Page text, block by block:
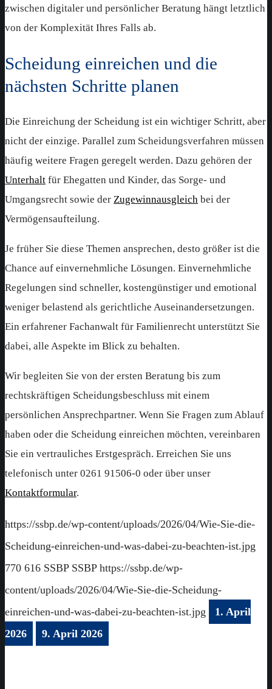
zwischen digitaler und persönlicher Beratung hängt letztlich
von der Komplexität Ihres Falls ab.
Scheidung einreichen und die
nächsten Schritte planen
Die Einreichung der Scheidung ist ein wichtiger Schritt, aber
nicht der einzige. Parallel zum Scheidungsverfahren müssen
häufig weitere Fragen geregelt werden. Dazu gehören der
Unterhalt für Ehegatten und Kinder, das Sorge- und
Umgangsrecht sowie der Zugewinnausgleich bei der
Vermögensaufteilung.
Je früher Sie diese Themen ansprechen, desto größer ist die
Chance auf einvernehmliche Lösungen. Einvernehmliche
Regelungen sind schneller, kostengünstiger und emotional
weniger belastend als gerichtliche Auseinandersetzungen.
Ein erfahrener Fachanwalt für Familienrecht unterstützt Sie
dabei, alle Aspekte im Blick zu behalten.
Wir begleiten Sie von der ersten Beratung bis zum
rechtskräftigen Scheidungsbeschluss mit einem
persönlichen Ansprechpartner. Wenn Sie Fragen zum Ablauf
haben oder die Scheidung einreichen möchten, vereinbaren
Sie ein vertrauliches Erstgespräch. Erreichen Sie uns
telefonisch unter 0261 91506-0 oder über unser
Kontaktformular.
https://ssbp.de/wp-content/uploads/2026/04/Wie-Sie-die-
Scheidung-einreichen-und-was-dabei-zu-beachten-ist.jpg
770 616 SSBP SSBP https://ssbp.de/wp-
content/uploads/2026/04/Wie-Sie-die-Scheidung-
einreichen-und-was-dabei-zu-beachten-ist.jpg
1. April
2026
9. April 2026